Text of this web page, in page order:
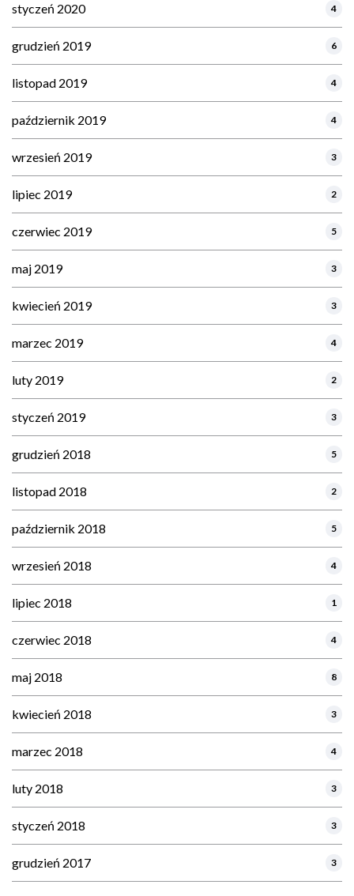
styczeń 2020 4
grudzień 2019 6
listopad 2019 4
październik 2019 4
wrzesień 2019 3
lipiec 2019 2
czerwiec 2019 5
maj 2019 3
kwiecień 2019 3
marzec 2019 4
luty 2019 2
styczeń 2019 3
grudzień 2018 5
listopad 2018 2
październik 2018 5
wrzesień 2018 4
lipiec 2018 1
czerwiec 2018 4
maj 2018 8
kwiecień 2018 3
marzec 2018 4
luty 2018 3
styczeń 2018 3
grudzień 2017 3